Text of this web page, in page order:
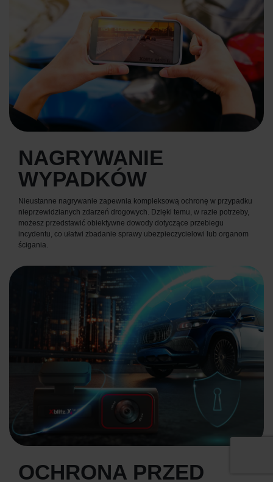
NAGRYWANIE
WYPADKÓW
Nieustanne nagrywanie zapewnia kompleksową ochronę w przypadku
nieprzewidzianych zdarzeń drogowych. Dzięki temu, w razie potrzeby,
możesz przedstawić obiektywne dowody dotyczące przebiegu
incydentu, co ułatwi zbadanie sprawy ubezpieczycielowi lub organom
ścigania.
OCHRONA PRZED